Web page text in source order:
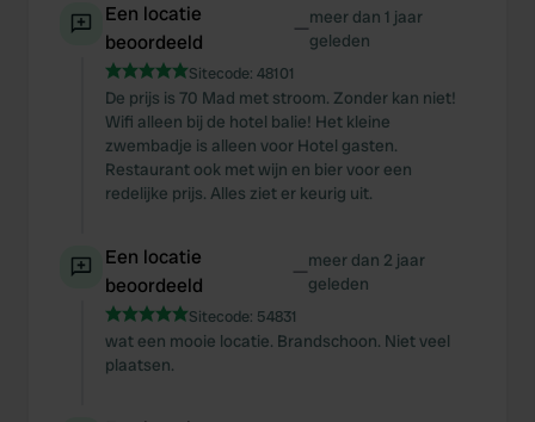
Een locatie
beoordeeld
—meer dan 1 jaar
geleden
Sitecode: 48101
De prijs is 70 Mad met stroom. Zonder kan niet!
Wifi alleen bij de hotel balie! Het kleine
zwembadje is alleen voor Hotel gasten.
Restaurant ook met wijn en bier voor een
redelijke prijs. Alles ziet er keurig uit.
Een locatie
beoordeeld
—meer dan 2 jaar
geleden
Sitecode: 54831
wat een mooie locatie. Brandschoon. Niet veel
plaatsen.